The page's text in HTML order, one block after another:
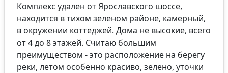
Комплекс удален от Ярославского шоссе,
находится в тихом зеленом районе, камерный,
в окружении коттеджей. Дома не высокие, всего
от 4 до 8 этажей. Считаю большим
преимуществом - это расположение на берегу
реки, летом особенно красиво, зелено, уточки